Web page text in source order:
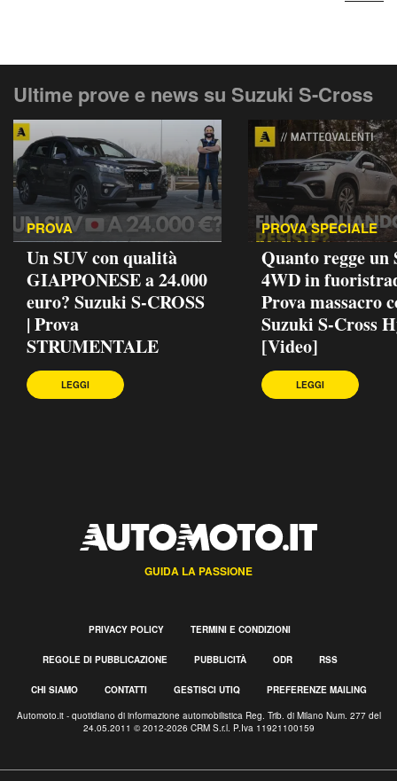
Ultime prove e news su Suzuki S-Cross
PROVA
Un SUV con qualità
GIAPPONESE a 24.000
euro? Suzuki S-CROSS
| Prova
STRUMENTALE
LEGGI
PROVA SPECIALE
Quanto regge un
4WD in
Prova massacro
Suzuki S-Cross
[Video]
LEGGI
GUIDA LA PASSIONE
PRIVACY POLICY TERMINI E CONDIZIONI
REGOLE DI PUBBLICAZIONE PUBBLICITÀ ODR RSS
CHI SIAMO CONTATTI GESTISCI UTIQ PREFERENZE MAILING
Automoto.it - quotidiano di informazione automobilistica Reg. Trib. di Milano Num. 277 del
24.05.2011 © 2012-2026 CRM S.r.l. P.Iva 11921100159